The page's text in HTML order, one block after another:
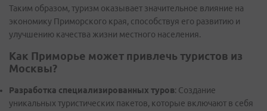
Таким образом, туризм оказывает значительное влияние на
экономику Приморского края, способствуя его развитию и
улучшению качества жизни местного населения.
Как Приморье может привлечь туристов из
Москвы?
Разработка специализированных туров: Создание
уникальных туристических пакетов, которые включают в себя